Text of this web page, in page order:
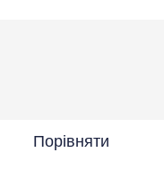
Порівняти